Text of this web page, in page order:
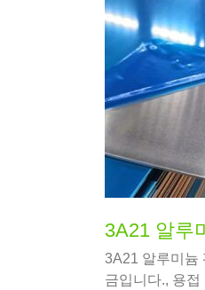
3A21 알루
3A21 알루미늄
금입니다., 용접